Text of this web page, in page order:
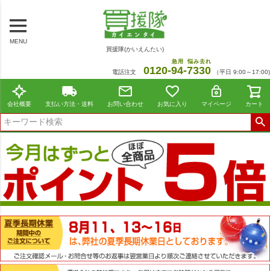
MENU
買援隊(かいえんたい)
電話注文 0120-94
急用
-7330
悩み去れ
（平日 9:00～17:00)
会社概要 支払い方法・送料 お問い合わせ お気に入り マイページ カート